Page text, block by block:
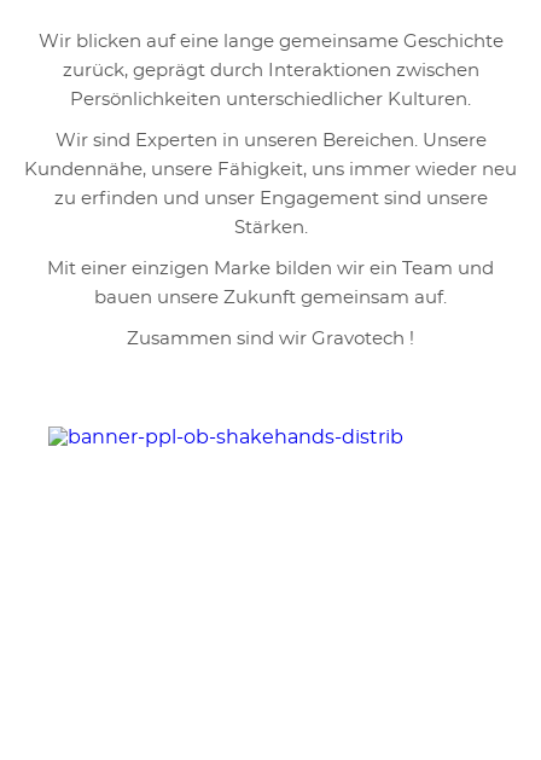
Wir blicken auf eine lange gemeinsame Geschichte
zurück, geprägt durch Interaktionen zwischen
Persönlichkeiten unterschiedlicher Kulturen.
Wir sind Experten in unseren Bereichen. Unsere
Kundennähe, unsere Fähigkeit, uns immer wieder neu
zu erfinden und unser Engagement sind unsere
Stärken.
Mit einer einzigen Marke bilden wir ein Team und
bauen unsere Zukunft gemeinsam auf.
Zusammen sind wir Gravotech !